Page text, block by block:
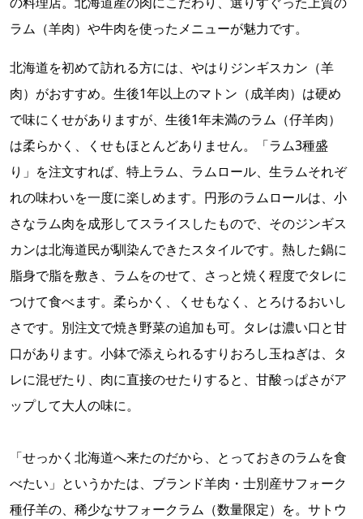
ラム（羊肉）や牛肉を使ったメニューが魅力です。
北海道を初めて訪れる方には、やはりジンギスカン（羊
肉）がおすすめ。生後1年以上のマトン（成羊肉）は硬め
で味にくせがありますが、生後1年未満のラム（仔羊肉）
は柔らかく、くせもほとんどありません。「ラム3種盛
り」を注文すれば、特上ラム、ラムロール、生ラムそれぞ
れの味わいを一度に楽しめます。円形のラムロールは、小
さなラム肉を成形してスライスしたもので、そのジンギス
カンは北海道民が馴染んできたスタイルです。熱した鍋に
脂身で脂を敷き、ラムをのせて、さっと焼く程度でタレに
つけて食べます。柔らかく、くせもなく、とろけるおいし
さです。別注文で焼き野菜の追加も可。タレは濃い口と甘
口があります。小鉢で添えられるすりおろし玉ねぎは、タ
レに混ぜたり、肉に直接のせたりすると、甘酸っぱさがア
ップして大人の味に。
「せっかく北海道へ来たのだから、とっておきのラムを食
べたい」というかたは、ブランド羊肉・士別産サフォーク
種仔羊の、稀少なサフォークラム（数量限定）を。サトウ